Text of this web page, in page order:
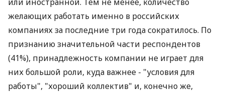
желающих работать именно в российских
компаниях за последние три года сократилось. По
признанию значительной части респондентов
(41%), принадлежность компании не играет для
них большой роли, куда важнее - "условия для
работы", "хороший коллектив" и, конечно же,